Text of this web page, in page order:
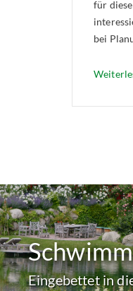
für
bei
Eingebettet in